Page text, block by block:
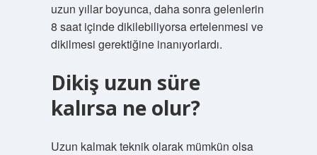
uzun yıllar boyunca, daha sonra gelenlerin
8 saat içinde dikilebiliyorsa ertelenmesi ve
dikilmesi gerektiğine inanıyorlardı.
Dikiş uzun süre
kalırsa ne olur?
Uzun kalmak teknik olarak mümkün olsa